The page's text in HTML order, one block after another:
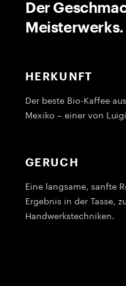
Der
Meisterwerks.
HERKUNFT
Der beste Bio-Kaffee
Mexiko – einer von
GERUCH
Eine langsame, sanfte
Ergebnis in der Tasse,
Handwerkstechniken.